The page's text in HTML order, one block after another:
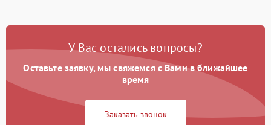
У Вас остались вопросы?
Оставьте заявку, мы свяжемся с Вами в ближайшее
время
Заказать звонок